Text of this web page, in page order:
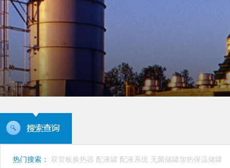
热门搜索： 双管板换热器 配液罐 配液系统 无菌储罐加热保温储罐